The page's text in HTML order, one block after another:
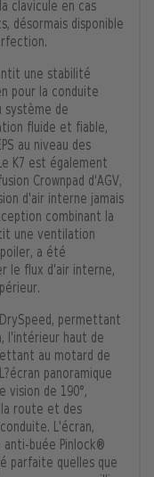
clavicule en cas
désormais disponible
une stabilité
pour la conduite
système de
fluide et fiable,
au niveau des
K7 est également
Crownpad d'AGV,
d'air interne jamais
combinant la
une ventilation
a été
le flux d'air interne,
permettant
l'intérieur haut de
au motard de
panoramique
vision de 190°,
route et des
L'écran,
buée Pinlock®
parfaite quelles que